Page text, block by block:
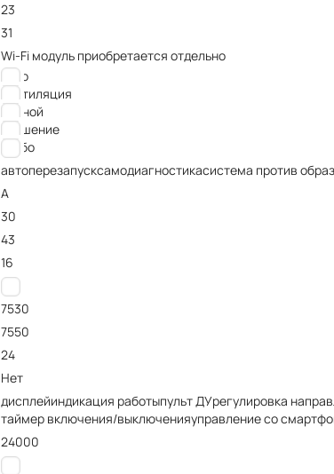
23
31
Wi-Fi модуль приобретается отдельно
авто
вентиляция
ночной
осушение
турбо
автоперезапусксамодиагностикасистема против
A
30
43
16
31
7530
7550
24
Нет
дисплейиндикация работыпульт ДУрегулировка
таймер включения/выключенияуправление со
24000
80